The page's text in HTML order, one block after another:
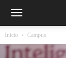
Inicio Campus